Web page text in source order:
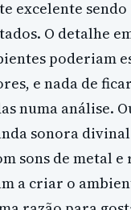
excelente sendo
O detalhe
poderiam
e nada de
numa análise.
sonora
sons de metal e
a criar o